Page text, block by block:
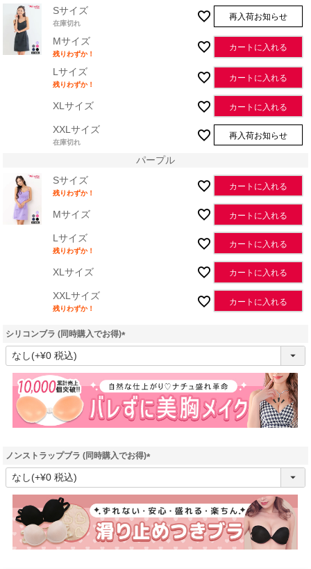
Sサイズ
在庫切れ
再入荷お知らせ
Mサイズ
残りわずか！
カートに入れる
Lサイズ
残りわずか！
カートに入れる
XLサイズ カートに入れる
XXLサイズ
在庫切れ
再入荷お知らせ
パープル
Sサイズ
残りわずか！
カートに入れる
Mサイズ カートに入れる
Lサイズ
残りわずか！
カートに入れる
XLサイズ カートに入れる
XXLサイズ
残りわずか！
カートに入れる
シリコンブラ (同時購入でお得)
(
須
)
ノンストラップブラ (同時購入でお得)
(
須
)